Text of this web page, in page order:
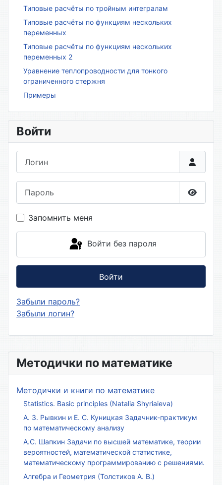
Методички по математике
Методички и книги по математике
Statistics. Basic principles (Natalia Shyriaieva)
А. З. Рывкин и Е. С. Куницкая Задачник-практикум
по математическому анализу
А.С. Шапкин Задачи по высшей математике, теории
вероятностей, математической статистике,
математическому программированию с решениями.
Алгебра и Геометрия (Толстиков А. В.)
Типовые расчёты по тройным интегралам
Типовые расчёты по функциям нескольких
переменных
Типовые расчёты по функциям нескольких
переменных 2
Уравнение теплопроводности для тонкого
ограниченного стержня
Примеры
Войти
Запомнить меня
Войти без пароля
Войти
Забыли пароль?
Забыли логин?